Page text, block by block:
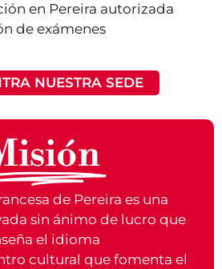
en Pereira autorizada
de exámenes
NUESTRA SEDE
de Pereira es una
sin ánimo de lucro que
el idioma
cultural que fomenta el